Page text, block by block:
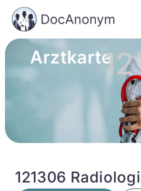
Arztkarte
121306